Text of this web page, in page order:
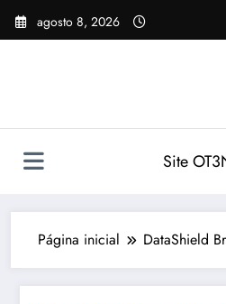
Pular
para
agosto 8, 2026
Site
Página inicial DataShield